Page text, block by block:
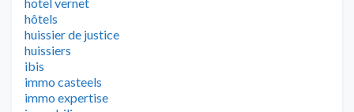
hôtels
huissier de justice
huissiers
ibis
immo casteels
immo expertise